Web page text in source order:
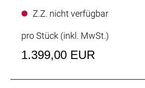
Z.Z. nicht verfügbar
pro Stück (inkl. MwSt.)
1.399,00 EUR